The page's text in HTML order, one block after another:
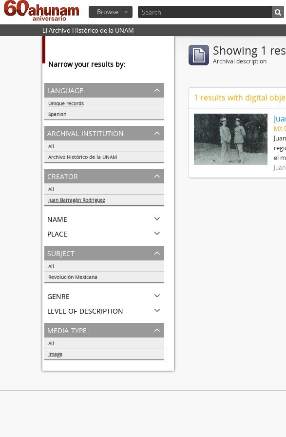
Browse
El Archivo Histórico de la UNAM
Narrow your results by:
language
Unique records
Spanish
1
archival institution
All
Archivo Histórico de la UNAM
1
creator
All
Juan Barragán Rodríguez
name
place
subject
All
Revolución Mexicana
genre
level of description
media type
All
Image
Showing 1
Archival description
1 results with digital
MX
el